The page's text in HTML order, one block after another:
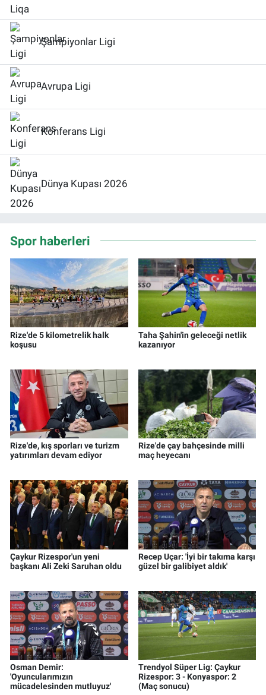
Şampiyonlar Ligi
Avrupa Ligi
Konferans Ligi
Dünya Kupası 2026
Spor haberleri
Rize'de 5 kilometrelik halk
koşusu
Taha Şahin'in geleceği netlik
kazanıyor
Rize'de, kış sporları ve turizm
yatırımları devam ediyor
Rize'de çay bahçesinde milli
maç heyecanı
Çaykur Rizespor'un yeni
başkanı Ali Zeki Saruhan oldu
Recep Uçar: 'İyi bir takıma karşı
güzel bir galibiyet aldık'
Osman Demir:
'Oyuncularımızın
mücadelesinden mutluyuz'
Trendyol Süper Lig: Çaykur
Rizespor: 3 - Konyaspor: 2
(Maç sonucu)